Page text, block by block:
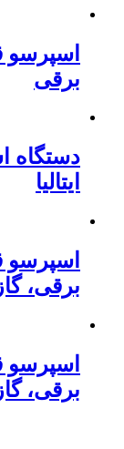
برقی
دستگاه
ایتالیا
برقی،
برقی،